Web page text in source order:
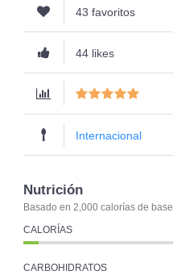
43 favoritos
44 likes
Internacional
Nutrición
Basado en 2,000 calorías de base
CALORÍAS
CARBOHIDRATOS